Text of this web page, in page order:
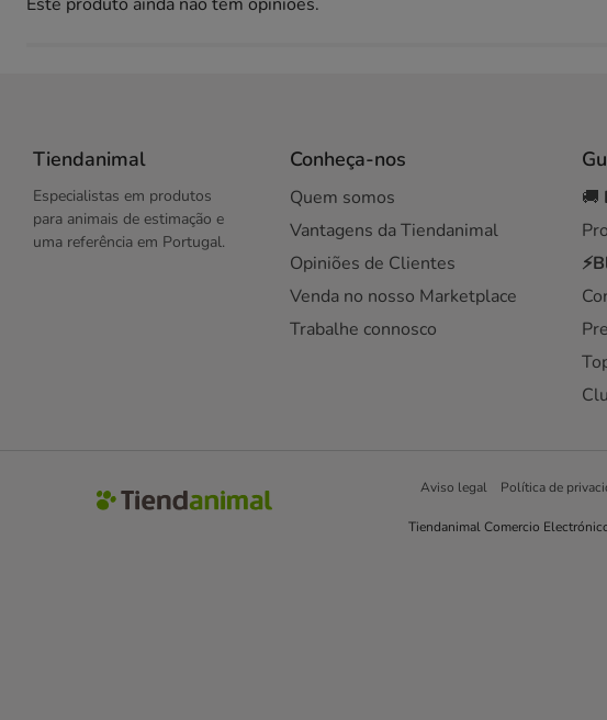
Tiendanimal
Especialistas em produtos
para animais de estimação e
uma referência em Portugal.
Conheça-nos
Quem somos
Vantagens da Tiendanimal
Opiniões de Clientes
Venda no nosso Marketplace
Trabalhe connosco
🚚
Aviso legal Política de
Tiendanimal Comercio